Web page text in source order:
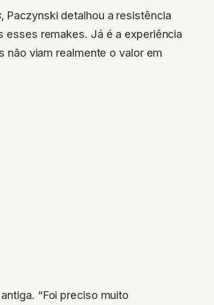
, Paczynski detalhou a resistência
esses remakes. Já é a experiência
não viam realmente o valor em
“Foi preciso muito